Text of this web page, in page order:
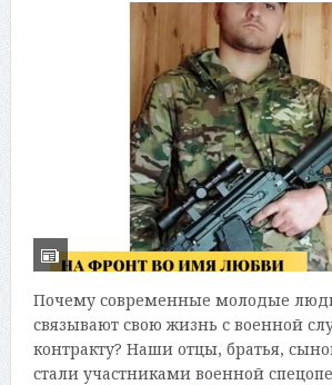
Почему современные молодые
связывают свою жизнь с военной
контракту? Наши отцы, братья,
стали участниками военной